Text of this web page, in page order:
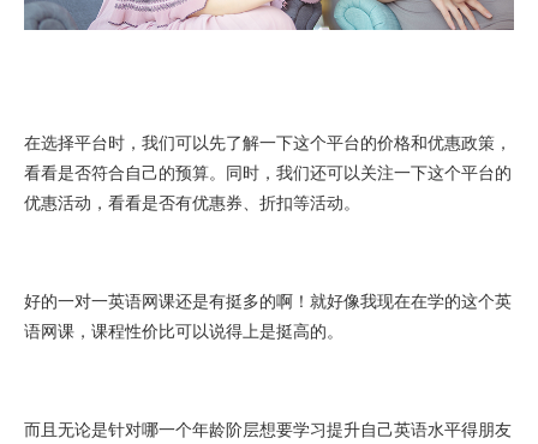
在选择平台时，我们可以先了解一下这个平台的价格和优惠政策，
看看是否符合自己的预算。同时，我们还可以关注一下这个平台的
优惠活动，看看是否有优惠券、折扣等活动。
好的一对一英语网课还是有挺多的啊！就好像我现在在学的这个英
语网课，课程性价比可以说得上是挺高的。
而且无论是针对哪一个年龄阶层想要学习提升自己英语水平得朋友